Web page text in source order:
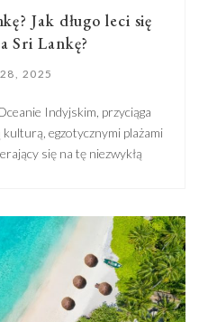
Jak długo leci się
Sri Lankę?
2025
Indyjskim, przyciąga
egzotycznymi plażami
się na tę niezwykłą
z ważniejszych aspektów,